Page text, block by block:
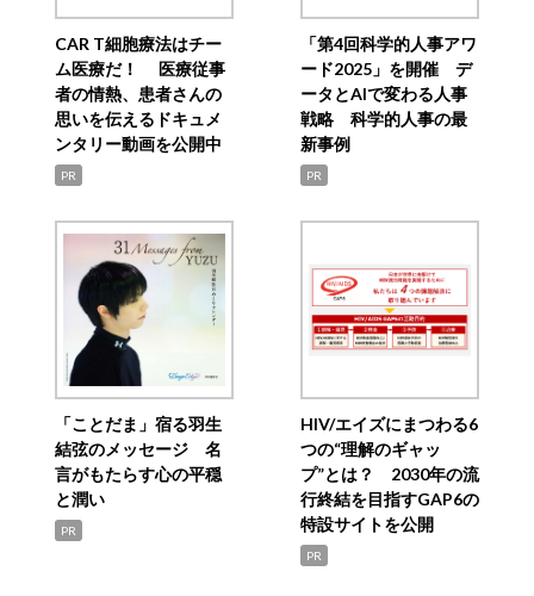
CAR T細胞療法はチー
ム医療だ！ 医療従事
者の情熱、患者さんの
思いを伝えるドキュメ
ンタリー動画を公開中
PR
「第4回科学的人事アワ
ード2025」を開催 デ
ータとAIで変わる人事
戦略 科学的人事の最
新事例
PR
「ことだま」宿る羽生
結弦のメッセージ 名
言がもたらす心の平穏
と潤い
PR
HIV/エイズにまつわる6
つの“理解のギャッ
プ”とは？ 2030年の流
行終結を目指すGAP6の
特設サイトを公開
PR